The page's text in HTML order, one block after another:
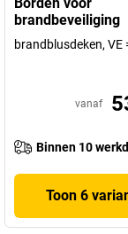
brandbeveiliging
brandblusdeken, VE
vanaf
Binnen 10
Toon 6